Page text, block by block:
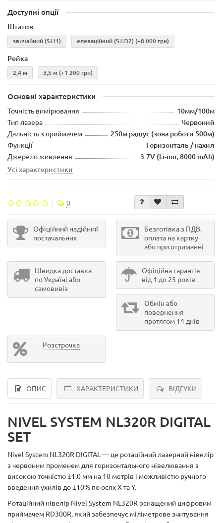
Доступні опції
Штатив
звичайний (SJJ1) елеваційний (SJJ32) (+8 000 грн)
Рейка
2,4 м 3,5 м (+1 200 грн)
Основні характеристики
Точність вимірювання 10мм/100м
Тип лазера Червоний
Дальність з приймачем 250м радіус (зона роботи 500м)
Функції Горизонталь / нахил
Джерело живлення
3.7V (Li-ion, 8000 mAh)
Усі характеристики
0
Офіційний надійний
постачальник
Безготівка з ПДВ,
оплата на картку
або при отриманні
Швидка доставка
по Україні або
самовивіз
Офіційна гарантія
від 1 до 25 років
Обмін або
повернення
протягом 14 днів
Розстрочка
ОПИС ХАРАКТЕРИСТИКИ ВІДГУКИ
NIVEL SYSTEM NL320R DIGITAL
SET
Nivel System NL320R DIGITAL — це ротаційний лазерний нівелір
з червоним променем для горизонтального нівелювання з
високою точністю ±1.0 мм на 10 метрів і можливістю ручного
введення ухилів до ±10% по осях X та Y.
Ротаційний нівелір Nivel System NL320R оснащений цифровим
приймачем RD300R, який забезпечує міліметрове зчитування